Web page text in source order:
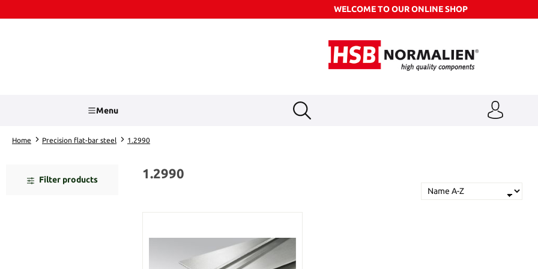
WELCOME TO OUR ONLINE SHOP
Menu
Home Precision flat-bar steel 1.2990
Filter products 1.2990